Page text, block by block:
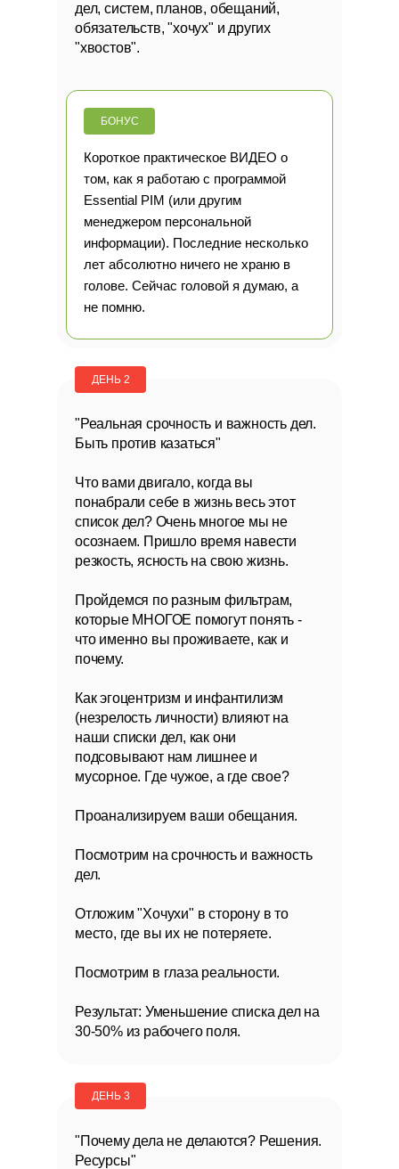
дел, систем, планов, обещаний,
обязательств, "хочух" и других
"хвостов".
Короткое практическое ВИДЕО о
том, как я работаю с программой
Essential PIM (или другим
менеджером персональной
информации). Последние несколько
лет абсолютно ничего не храню в
голове. Сейчас головой я думаю, а
не помню.
БОНУС
ДЕНЬ 2
"Реальная срочность и важность дел.
Быть против казаться"
Что вами двигало, когда вы
понабрали себе в жизнь весь этот
список дел? Очень многое мы не
осознаем. Пришло время навести
резкость, ясность на свою жизнь.
Пройдемся по разным фильтрам,
которые МНОГОЕ помогут понять -
что именно вы проживаете, как и
почему.
Как эгоцентризм и инфантилизм
(незрелость личности) влияют на
наши списки дел, как они
подсовывают нам лишнее и
мусорное. Где чужое, а где свое?
Проанализируем ваши обещания.
Посмотрим на срочность и важность
дел.
Отложим "Хочухи" в сторону в то
место, где вы их не потеряете.
Посмотрим в глаза реальности.
Результат: Уменьшение списка дел на
30-50% из рабочего поля.
ДЕНЬ 3
"Почему дела не делаются? Решения.
Ресурсы"